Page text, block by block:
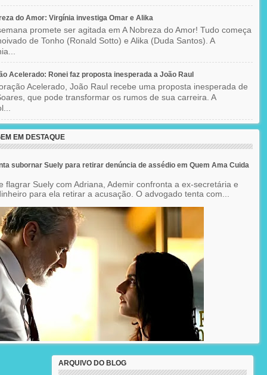
do Amor: Virgínia investiga Omar e Alika
promete ser agitada em A Nobreza do Amor! Tudo começa
de Tonho (Ronald Sotto) e Alika (Duda Santos). A
Acelerado: Ronei faz proposta inesperada a João Raul
Acelerado, João Raul recebe uma proposta inesperada de
que pode transformar os rumos de sua carreira. A
EM DESTAQUE
subornar Suely para retirar denúncia de assédio em Quem Ama Cuida
flagrar Suely com Adriana, Ademir confronta a ex-secretária e
para ela retirar a acusação. O advogado tenta com...
ARQUIVO DO BLOG